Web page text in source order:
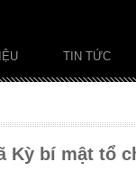
TIN TỨC
Kỳ bí mật tổ